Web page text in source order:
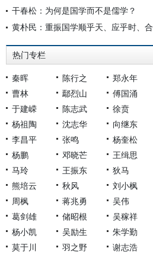
干春松：为何是国学而不是儒学？
黄朴民：重振国学顺乎天、应乎时、
热门专栏
秦晖 陈行之 郑永年
曹林
鄢烈山 傅国涌
于建嵘
陈志武 徐贲
杨祖陶
沈志华 向继东
李昌平
张鸣 杨奎松
杨鹏
邓晓芒 王缉思
马玲
王振东 狄马
熊培云
秋风 刘小枫
周枫
蒋兆勇 吴伟
葛剑雄
储昭根 吴稼祥
杨小凯
吴励生 朱学勤
莫于川
羽之野 谢志浩